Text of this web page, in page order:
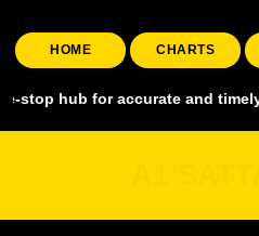
HOME CHARTS
for accurate and timely Delhi